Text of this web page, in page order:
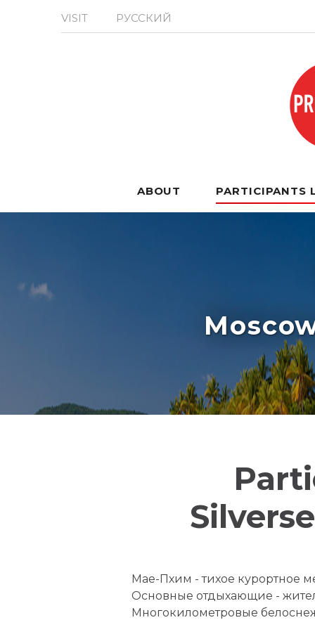
VISIT РУССКИЙ
ABOUT PARTICIPANTS
Мае-Пхим - тихое курортное
Основные отдыхающие -
Многокилометровые